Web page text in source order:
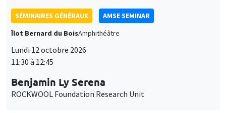
SÉMINAIRES GÉNÉRAUX
AMSE SEMINAR
Îlot Bernard du BoisAmphithéâtre
Lundi 12 octobre 2026
11:30 à 12:45
Benjamin Ly Serena
ROCKWOOL Foundation Research Unit